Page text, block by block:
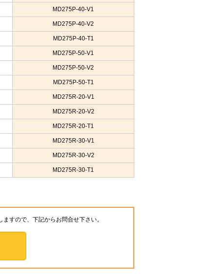
MD275P-40-V1
MD275P-40-V2
MD275P-40-T1
MD275P-50-V1
MD275P-50-V2
MD275P-50-T1
MD275R-20-V1
MD275R-20-V2
MD275R-20-T1
MD275R-30-V1
MD275R-30-V2
MD275R-30-T1
すので、下記からお問合せ下さい。